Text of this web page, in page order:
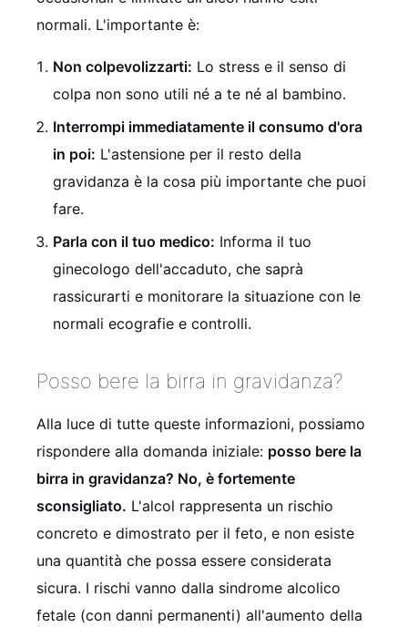
normali. L'importante è:
Non colpevolizzarti: Lo stress e il senso di
colpa non sono utili né a te né al bambino.
Interrompi immediatamente il consumo d'ora
in poi: L'astensione per il resto della
gravidanza è la cosa più importante che puoi
fare.
Parla con il tuo medico: Informa il tuo
ginecologo dell'accaduto, che saprà
rassicurarti e monitorare la situazione con le
normali ecografie e controlli.
Posso bere la birra in gravidanza?
Alla luce di tutte queste informazioni, possiamo
rispondere alla domanda iniziale: posso bere la
birra in gravidanza? No, è fortemente
sconsigliato. L'alcol rappresenta un rischio
concreto e dimostrato per il feto, e non esiste
una quantità che possa essere considerata
sicura. I rischi vanno dalla sindrome alcolico
fetale (con danni permanenti) all'aumento della